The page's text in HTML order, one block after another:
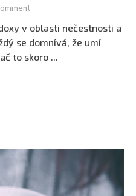
v oblasti nečestnosti a
se domnívá, že umí
to skoro ...